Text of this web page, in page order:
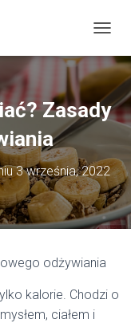
R
Z
E
Ł
Ą
N
A
W
I
G
J
Zasady
3 września, 2022
odżywiania
kalorie. Chodzi o
ciałem i